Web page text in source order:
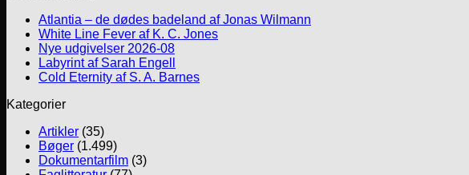
Atlantia – de dødes badeland af Jonas Wilmann
White Line Fever af K. C. Jones
Nye udgivelser 2026-08
Labyrint af Sarah Engell
Cold Eternity af S. A. Barnes
Kategorier
Artikler (35)
Bøger (1.499)
Dokumentarfilm (3)